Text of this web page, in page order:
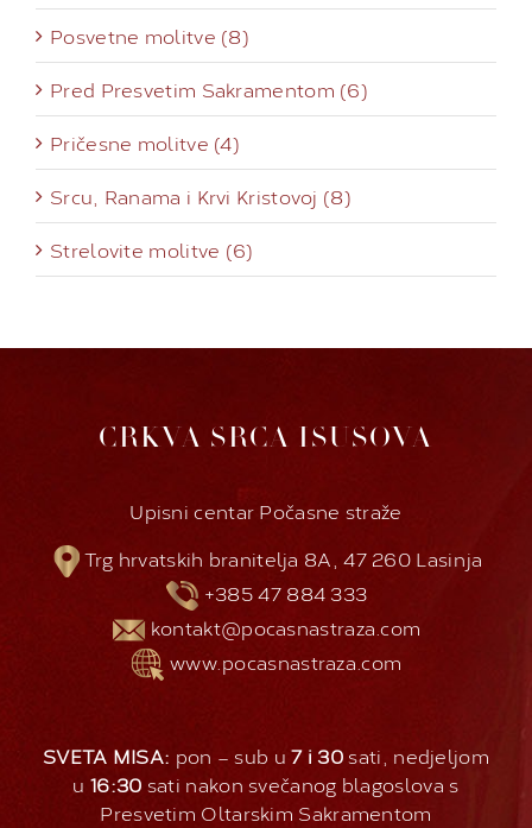
Posvetne molitve (8)
Pred Presvetim Sakramentom (6)
Pričesne molitve (4)
Srcu, Ranama i Krvi Kristovoj (8)
Strelovite molitve (6)
CRKVA SRCA ISUSOVA
Upisni centar Počasne straže
Trg hrvatskih branitelja 8A, 47 260 Lasinja
+385 47 884 333
kontakt@pocasnastraza.com
www.pocasnastraza.com
SVETA MISA: pon – sub u7 i 30sati, nedjeljom
u16:30 sati nakon svečanog blagoslova s
Presvetim Oltarskim Sakramentom